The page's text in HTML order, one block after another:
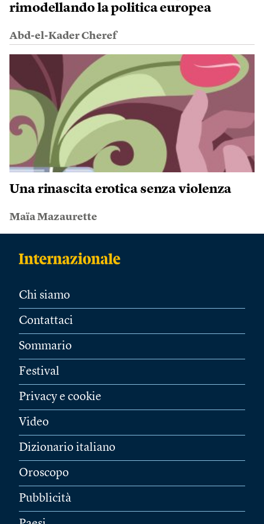
rimodellando la politica europea
Abd-el-Kader Cheref
Una rinascita erotica senza violenza
Maïa Mazaurette
Chi siamo
Contattaci
Sommario
Festival
Privacy e cookie
Video
Dizionario italiano
Oroscopo
Pubblicità